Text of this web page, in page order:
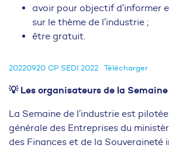
avoir pour objectif d’informer
sur le thème de l’industrie ;
être gratuit.
20220920 CP SEDI 2022 Télécharger
💡 Les organisateurs de la
La Semaine de l’industrie est
générale des Entreprises du
des Finances et de la Souveraineté